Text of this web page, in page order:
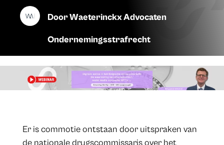
DoorWaeterinckx Advocaten
Ondernemingsstrafrecht
Er is commotie ontstaan door uitspraken van